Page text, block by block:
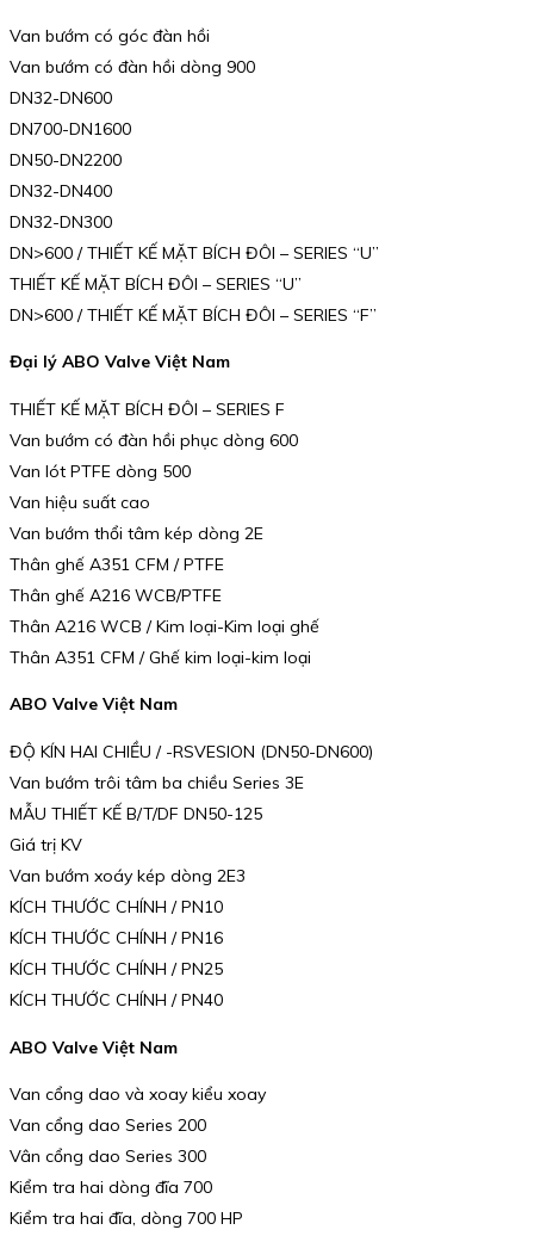
Van bướm có góc đàn hồi
Van bướm có đàn hồi dòng 900
DN32-DN600
DN700-DN1600
DN50-DN2200
DN32-DN400
DN32-DN300
DN>600 / THIẾT KẾ MẶT BÍCH ĐÔI – SERIES “U”
THIẾT KẾ MẶT BÍCH ĐÔI – SERIES “U”
DN>600 / THIẾT KẾ MẶT BÍCH ĐÔI – SERIES “F”
Đại lý ABO Valve Việt Nam
THIẾT KẾ MẶT BÍCH ĐÔI – SERIES F
Van bướm có đàn hồi phục dòng 600
Van lót PTFE dòng 500
Van hiệu suất cao
Van bướm thổi tâm kép dòng 2E
Thân ghế A351 CFM / PTFE
Thân ghế A216 WCB/PTFE
Thân A216 WCB / Kim loại-Kim loại ghế
Thân A351 CFM / Ghế kim loại-kim loại
ABO Valve Việt Nam
ĐỘ KÍN HAI CHIỀU / -RSVESION (DN50-DN600)
Van bướm trôi tâm ba chiều Series 3E
MẪU THIẾT KẾ B/T/DF DN50-125
Giá trị KV
Van bướm xoáy kép dòng 2E3
KÍCH THƯỚC CHÍNH / PN10
KÍCH THƯỚC CHÍNH / PN16
KÍCH THƯỚC CHÍNH / PN25
KÍCH THƯỚC CHÍNH / PN40
ABO Valve Việt Nam
Van cổng dao và xoay kiểu xoay
Van cổng dao Series 200
Vân cổng dao Series 300
Kiểm tra hai dòng đĩa 700
Kiểm tra hai đĩa, dòng 700 HP